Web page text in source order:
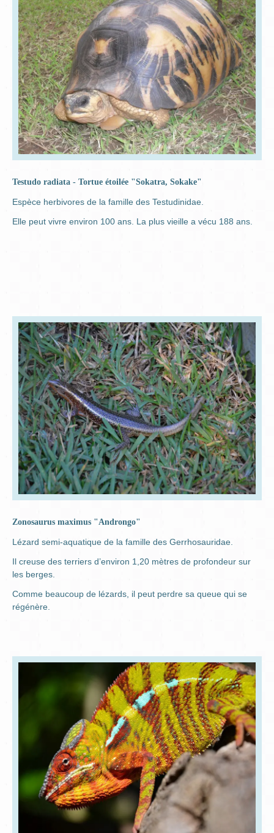
Testudo radiata - Tortue étoilée "Sokatra, Sokake"
Espèce herbivores de la famille des Testudinidae.
Elle peut vivre environ 100 ans. La plus vieille a vécu 188 ans.
Zonosaurus maximus "Androngo"
Lézard semi-aquatique de la famille des Gerrhosauridae.
Il creuse des terriers d’environ 1,20 mètres de profondeur sur
les berges.
Comme beaucoup de lézards, il peut perdre sa queue qui se
régénère.